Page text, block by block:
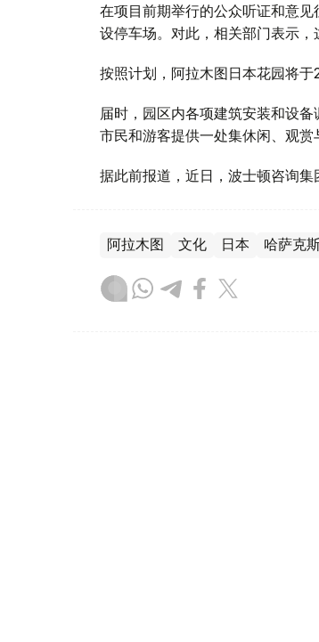
在项目前期举行的公众听证和意
设停车场。对此，相关部门表示，
按照计划，阿拉木图日本花园将于
届时，园区内各项建筑安装和设
市民和游客提供一处集休闲、观赏
据此前报道，近日，波士顿咨询
阿拉木图 文化 日本 哈萨克